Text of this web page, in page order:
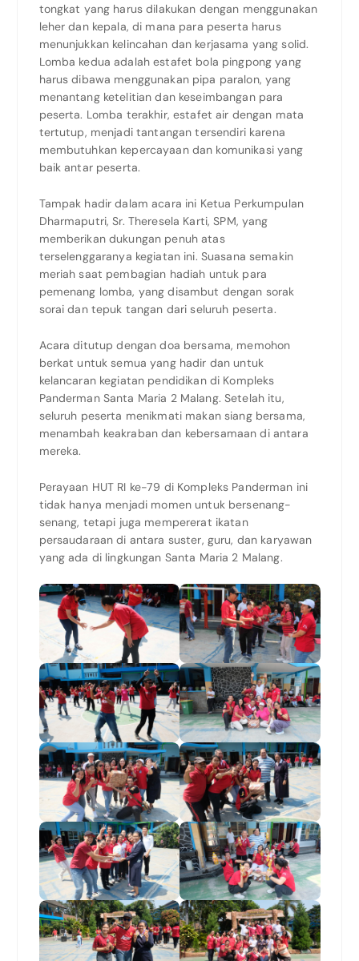
tongkat yang harus dilakukan dengan menggunakan
leher dan kepala, di mana para peserta harus
menunjukkan kelincahan dan kerjasama yang solid.
Lomba kedua adalah estafet bola pingpong yang
harus dibawa menggunakan pipa paralon, yang
menantang ketelitian dan keseimbangan para
peserta. Lomba terakhir, estafet air dengan mata
tertutup, menjadi tantangan tersendiri karena
membutuhkan kepercayaan dan komunikasi yang
baik antar peserta.
Tampak hadir dalam acara ini Ketua Perkumpulan
Dharmaputri, Sr. Theresela Karti, SPM, yang
memberikan dukungan penuh atas
terselenggaranya kegiatan ini. Suasana semakin
meriah saat pembagian hadiah untuk para
pemenang lomba, yang disambut dengan sorak
sorai dan tepuk tangan dari seluruh peserta.
Acara ditutup dengan doa bersama, memohon
berkat untuk semua yang hadir dan untuk
kelancaran kegiatan pendidikan di Kompleks
Panderman Santa Maria 2 Malang. Setelah itu,
seluruh peserta menikmati makan siang bersama,
menambah keakraban dan kebersamaan di antara
mereka.
Perayaan HUT RI ke-79 di Kompleks Panderman ini
tidak hanya menjadi momen untuk bersenang-
senang, tetapi juga mempererat ikatan
persaudaraan di antara suster, guru, dan karyawan
yang ada di lingkungan Santa Maria 2 Malang.